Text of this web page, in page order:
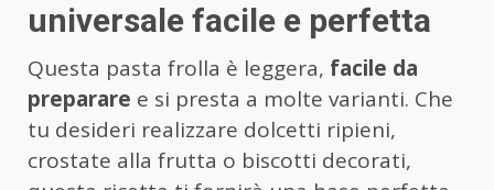
universale facile e perfetta
Questa pasta frolla è leggera, facile da
preparare e si presta a molte varianti. Che
tu desideri realizzare dolcetti ripieni,
crostate alla frutta o biscotti decorati,